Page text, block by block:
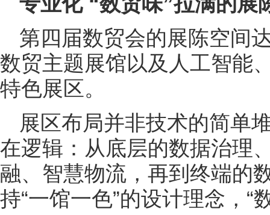
第四届数贸会的展陈空间
数贸主题展馆以及人工智能
特色展区。
展区布局并非技术的简单
在逻辑：从底层的数据治理
融、智慧物流，再到终端的
持“一馆一色”的设计理念，“